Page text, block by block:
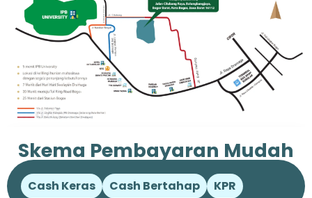
Skema Pembayaran Mudah
Cash Keras Cash Bertahap KPR